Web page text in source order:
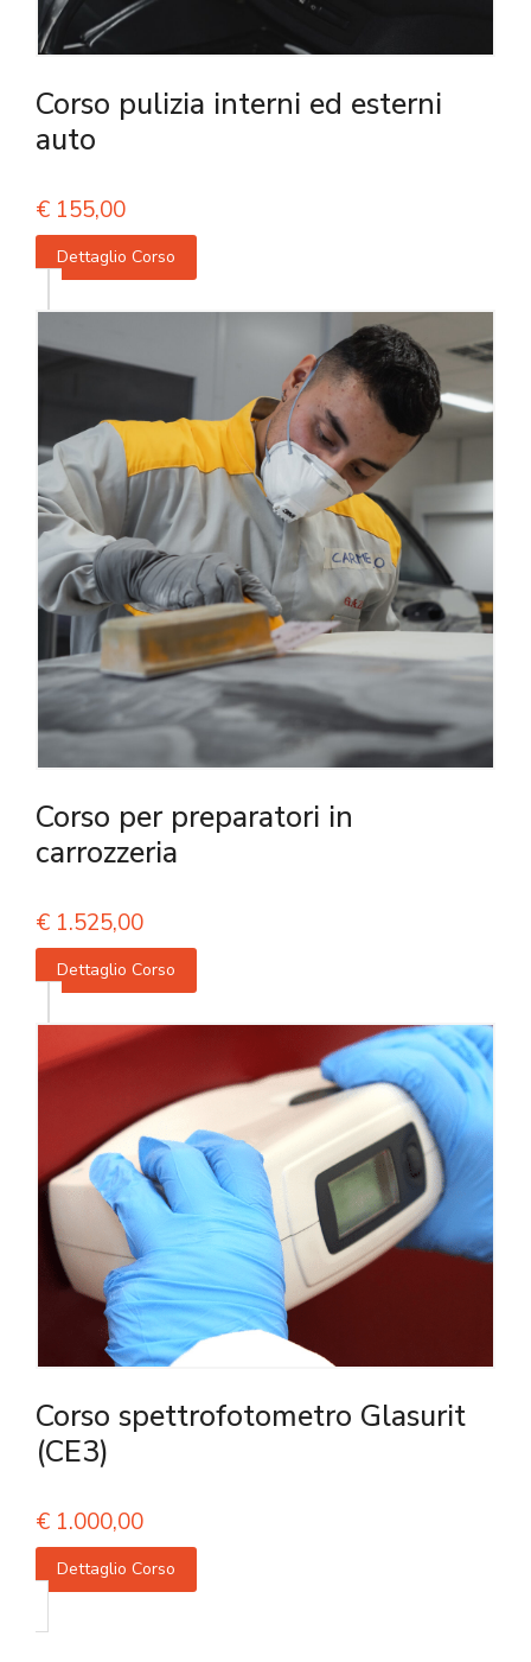
Corso pulizia interni ed esterni
auto
€ 155,00
Dettaglio Corso
Corso per preparatori in
carrozzeria
€ 1.525,00
Dettaglio Corso
Corso spettrofotometro Glasurit
(CE3)
€ 1.000,00
Dettaglio Corso